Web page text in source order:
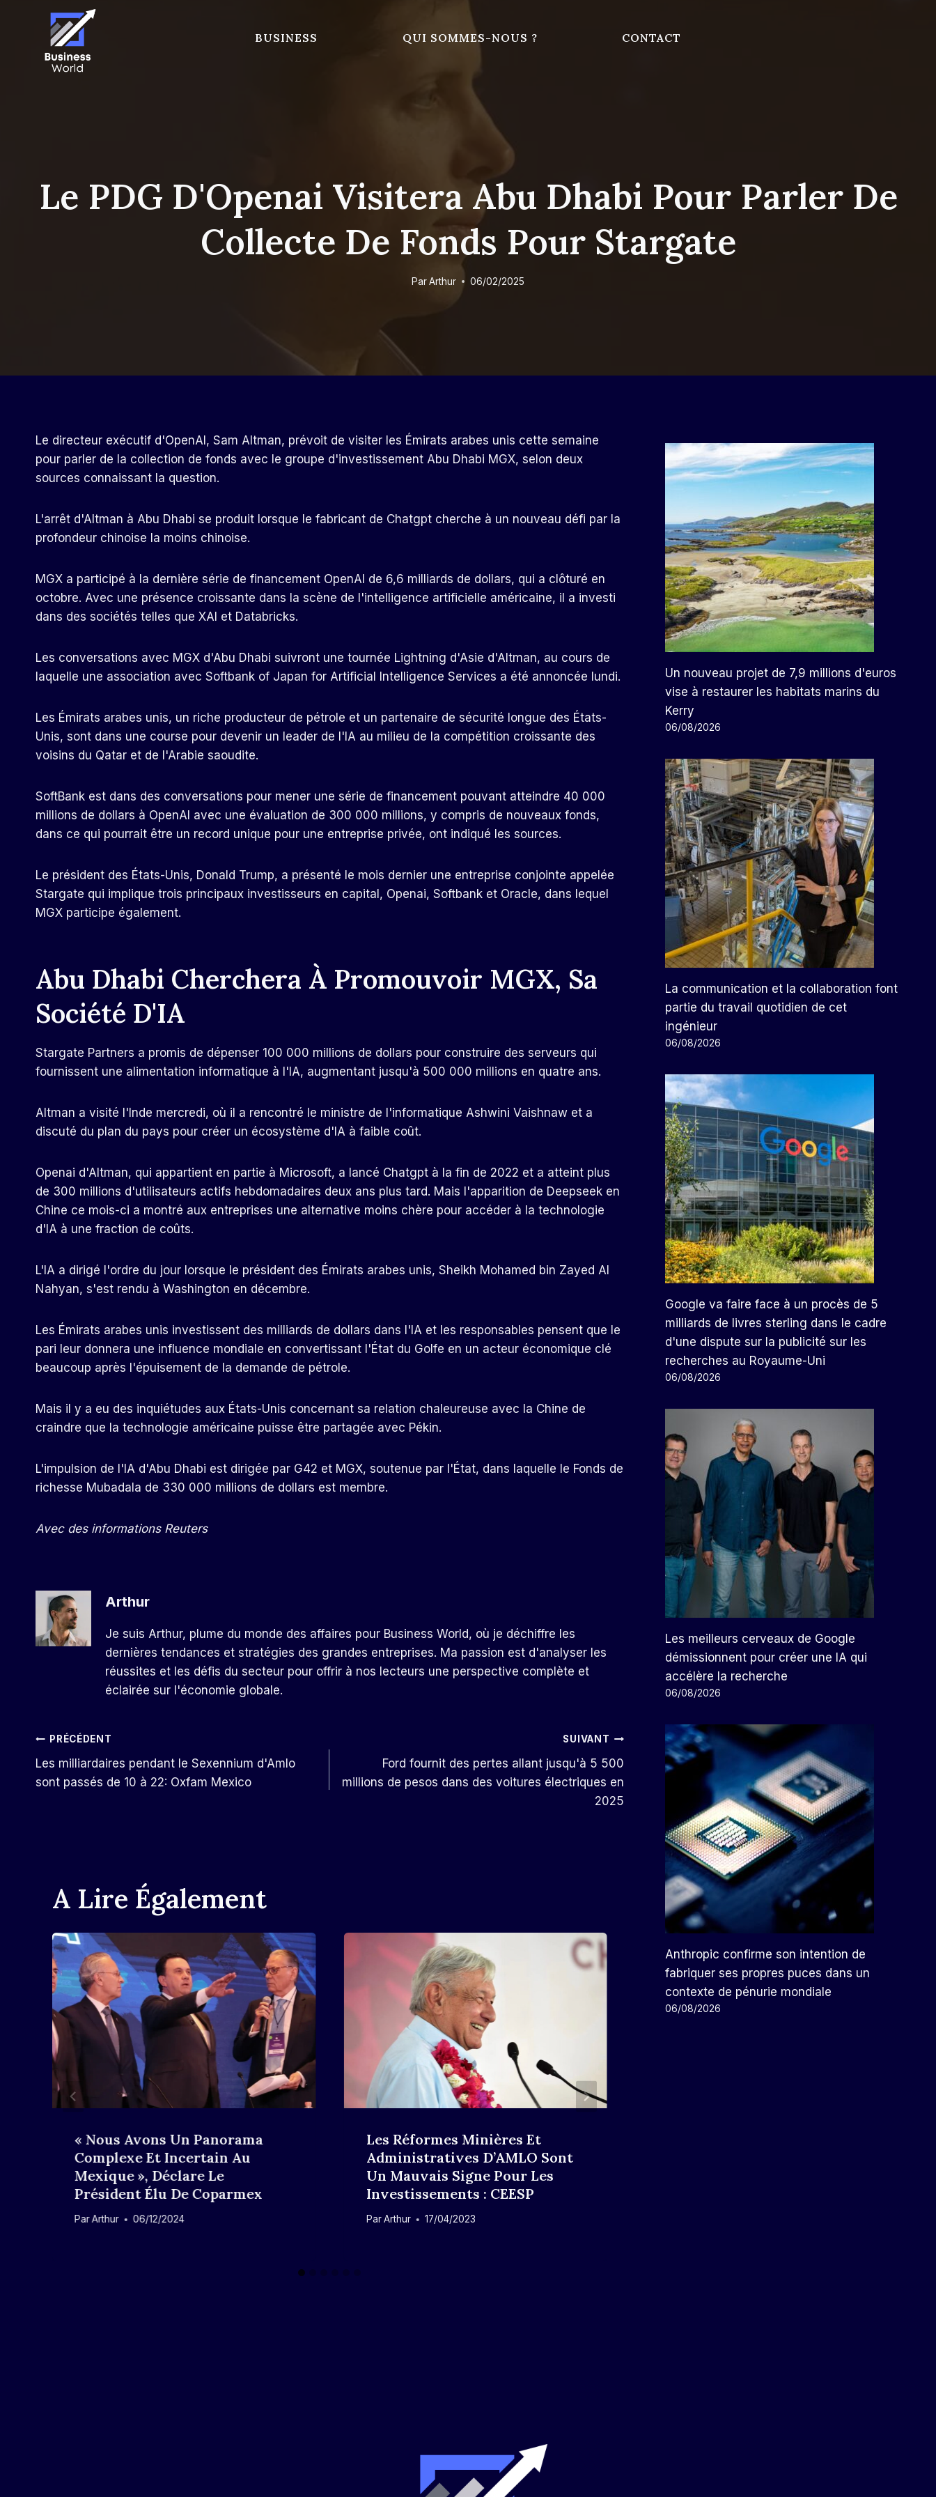
BUSINESS QUI SOMMES-NOUS ? CONTACT
Le PDG D'Openai Visitera Abu Dhabi Pour Parler De
Collecte De Fonds Pour Stargate
ParArthur 06/02/2025
Le directeur exécutif d'OpenAI, Sam Altman, prévoit de visiter les Émirats arabes unis cette semaine
pour parler de la collection de fonds avec le groupe d'investissement Abu Dhabi MGX, selon deux
sources connaissant la question.
L'arrêt d'Altman à Abu Dhabi se produit lorsque le fabricant de Chatgpt cherche à un nouveau défi par la
profondeur chinoise la moins chinoise.
MGX a participé à la dernière série de financement OpenAI de 6,6 milliards de dollars, qui a clôturé en
octobre. Avec une présence croissante dans la scène de l'intelligence artificielle américaine, il a investi
dans des sociétés telles que XAI et Databricks.
Les conversations avec MGX d'Abu Dhabi suivront une tournée Lightning d'Asie d'Altman, au cours de
laquelle une association avec Softbank of Japan for Artificial Intelligence Services a été annoncée lundi.
Les Émirats arabes unis, un riche producteur de pétrole et un partenaire de sécurité longue des États-
Unis, sont dans une course pour devenir un leader de l'IA au milieu de la compétition croissante des
voisins du Qatar et de l'Arabie saoudite.
SoftBank est dans des conversations pour mener une série de financement pouvant atteindre 40 000
millions de dollars à OpenAI avec une évaluation de 300 000 millions, y compris de nouveaux fonds,
dans ce qui pourrait être un record unique pour une entreprise privée, ont indiqué les sources.
Le président des États-Unis, Donald Trump, a présenté le mois dernier une entreprise conjointe appelée
Stargate qui implique trois principaux investisseurs en capital, Openai, Softbank et Oracle, dans lequel
MGX participe également.
Abu Dhabi Cherchera À Promouvoir MGX, Sa
Société D'IA
Stargate Partners a promis de dépenser 100 000 millions de dollars pour construire des serveurs qui
fournissent une alimentation informatique à l'IA, augmentant jusqu'à 500 000 millions en quatre ans.
Altman a visité l'Inde mercredi, où il a rencontré le ministre de l'informatique Ashwini Vaishnaw et a
discuté du plan du pays pour créer un écosystème d'IA à faible coût.
Openai d'Altman, qui appartient en partie à Microsoft, a lancé Chatgpt à la fin de 2022 et a atteint plus
de 300 millions d'utilisateurs actifs hebdomadaires deux ans plus tard. Mais l'apparition de Deepseek en
Chine ce mois-ci a montré aux entreprises une alternative moins chère pour accéder à la technologie
d'IA à une fraction de coûts.
L'IA a dirigé l'ordre du jour lorsque le président des Émirats arabes unis, Sheikh Mohamed bin Zayed Al
Nahyan, s'est rendu à Washington en décembre.
Les Émirats arabes unis investissent des milliards de dollars dans l'IA et les responsables pensent que le
pari leur donnera une influence mondiale en convertissant l'État du Golfe en un acteur économique clé
beaucoup après l'épuisement de la demande de pétrole.
Mais il y a eu des inquiétudes aux États-Unis concernant sa relation chaleureuse avec la Chine de
craindre que la technologie américaine puisse être partagée avec Pékin.
L'impulsion de l'IA d'Abu Dhabi est dirigée par G42 et MGX, soutenue par l'État, dans laquelle le Fonds de
richesse Mubadala de 330 000 millions de dollars est membre.
Avec des informations Reuters
Arthur
Je suis Arthur, plume du monde des affaires pour Business World, où je déchiffre les
dernières tendances et stratégies des grandes entreprises. Ma passion est d'analyser les
réussites et les défis du secteur pour offrir à nos lecteurs une perspective complète et
éclairée sur l'économie globale.
Navigation
De
PRÉCÉDENT
Les milliardaires pendant le Sexennium d'Amlo
sont passés de 10 à 22: Oxfam Mexico
SUIVANT
Ford fournit des pertes allant jusqu'à 5 500
millions de pesos dans des voitures électriques en
2025
A Lire Également
« Nous Avons Un Panorama
Complexe Et Incertain Au
Mexique », Déclare Le
Président Élu De Coparmex
ParArthur 06/12/2024
Les Réformes Minières Et
Administratives D’AMLO Sont
Un Mauvais Signe Pour Les
Investissements : CEESP
Par Arthur 17/04/2023
Un nouveau projet de 7,9 millions d'euros
vise à restaurer les habitats marins du
Kerry
06/08/2026
La communication et la collaboration font
partie du travail quotidien de cet
ingénieur
06/08/2026
Google va faire face à un procès de 5
milliards de livres sterling dans le cadre
d'une dispute sur la publicité sur les
recherches au Royaume-Uni
06/08/2026
Les meilleurs cerveaux de Google
démissionnent pour créer une IA qui
accélère la recherche
06/08/2026
Anthropic confirme son intention de
fabriquer ses propres puces dans un
contexte de pénurie mondiale
06/08/2026